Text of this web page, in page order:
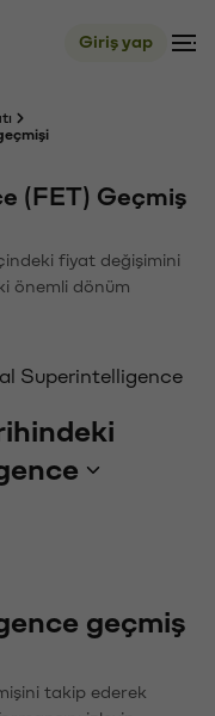
Giriş yap
(FET) Geçmiş
fiyat değişimini
önemli dönüm
Superintelligence
geçmiş
takip ederek